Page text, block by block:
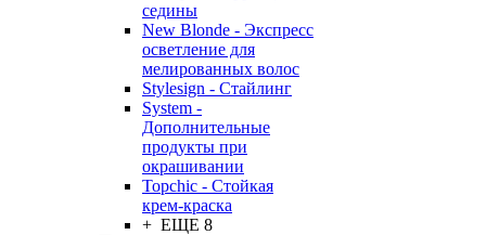
седины
New Blonde - Экспресс
осветление для
мелированных волос
Stylesign - Стайлинг
System -
Дополнительные
продукты при
окрашивании
Topchic - Стойкая
крем-краска
+ ЕЩЕ 8